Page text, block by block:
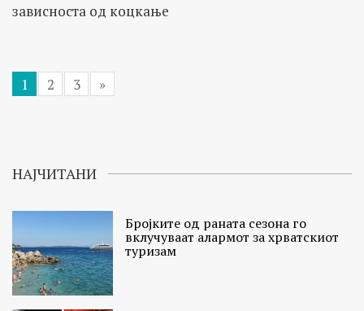
зависноста од коцкање
1 2 3 »
НАЈЧИТАНИ
Бројките од раната сезона го
вклучуваат алармот за хрватскиот
туризам